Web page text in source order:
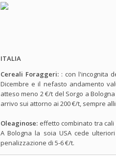
ITALIA
Cereali Foraggeri: : con l'incognita
Dicembre e il nefasto andamento
atteso meno 2 €/t del Sorgo a
arrivo sui attorno ai 200 €/t, sempre
Oleaginose: effetto combinato tra
A Bologna la soia USA cede
penalizzazione di 5-6 €/t.